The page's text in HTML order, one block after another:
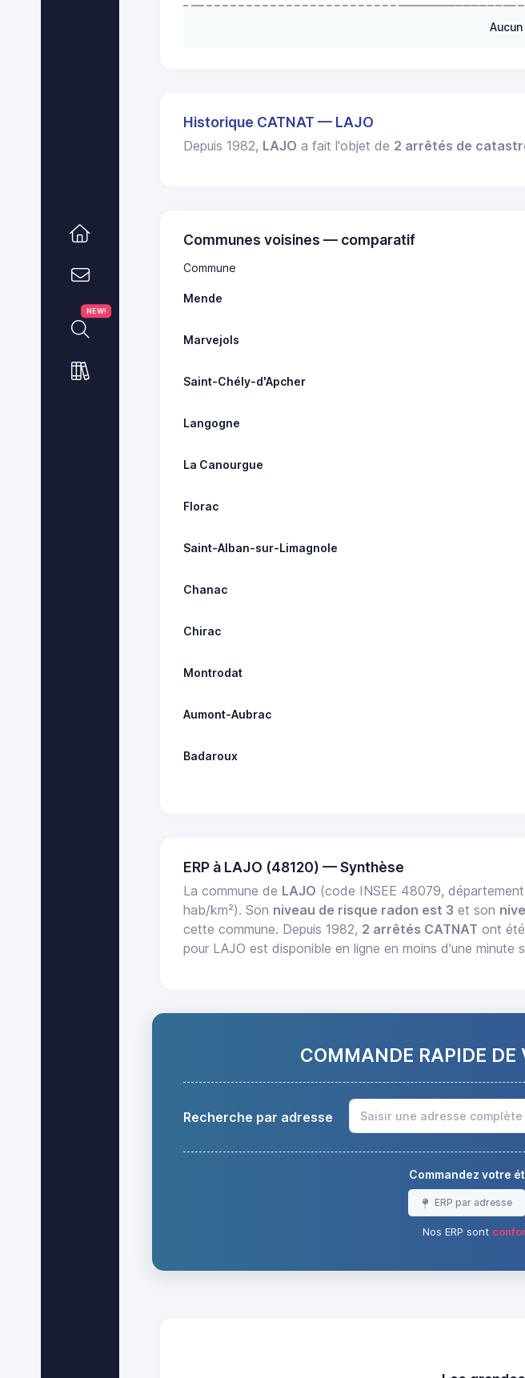
NEW!
Historique CATNAT — LAJO
Depuis 1982, LAJO a fait l'objet de 2 arrêtés de
Communes voisines — comparatif
Commune
Mende
Marvejols
Saint-Chély-d'Apcher
Langogne
La Canourgue
Florac
Saint-Alban-sur-Limagnole
Chanac
Chirac
Montrodat
Aumont-Aubrac
Badaroux
ERP à LAJO (48120) — Synthèse
La commune de LAJO (code INSEE 48079,
hab/km²). Son niveau de risque radon est 3 et son
cette commune. Depuis 1982, 2 arrêtés CATNAT ont
pour LAJO est disponible en ligne en moins d'une minute
COMMANDE RAPIDE DE
Recherche par adresse
Commandez votre
ERP par adresse
Nos ERP sont